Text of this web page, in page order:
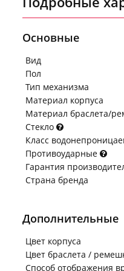
Основные
Вид
Пол
Тип механизма
Материал корпуса
Материал браслета/
Стекло
Класс
Противоударные
Гарантия
Страна бренда
Дополнительные
Цвет корпуса
Цвет браслета /
Способ отображения